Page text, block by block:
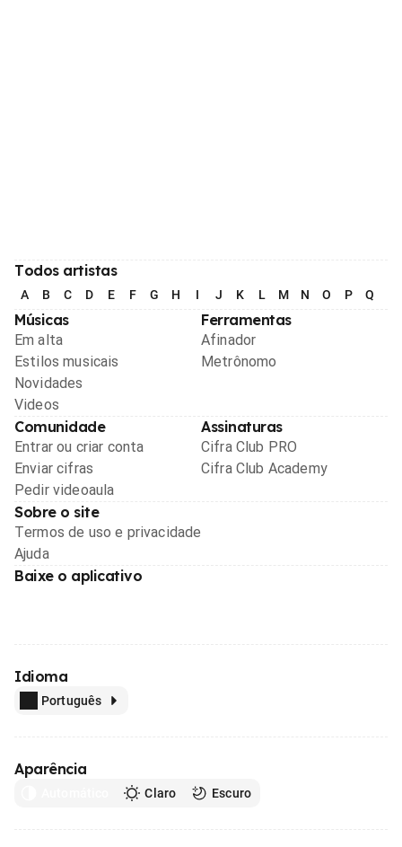
Todos artistas
A B C D E F G H I J K L M N O P Q
Músicas
Em alta
Estilos musicais
Novidades
Videos
Ferramentas
Afinador
Metrônomo
Comunidade
Entrar ou criar conta
Enviar cifras
Pedir videoaula
Assinaturas
Cifra Club PRO
Cifra Club Academy
Sobre o site
Termos de uso e privacidade
Ajuda
Baixe o aplicativo
Idioma
Português
Aparência
Claro Escuro